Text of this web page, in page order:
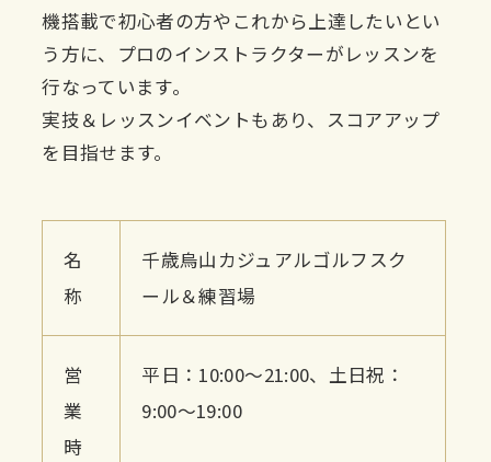
機搭載で初心者の方やこれから上達したいとい
う方に、プロのインストラクターがレッスンを
行なっています。
実技＆レッスンイベントもあり、スコアアップ
を目指せます。
名
称
千歳烏山カジュアルゴルフスク
ール＆練習場
営
業
時
平日：10:00〜21:00、土日祝：
9:00〜19:00